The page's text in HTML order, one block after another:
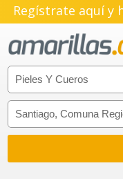
Regístrate aquí y